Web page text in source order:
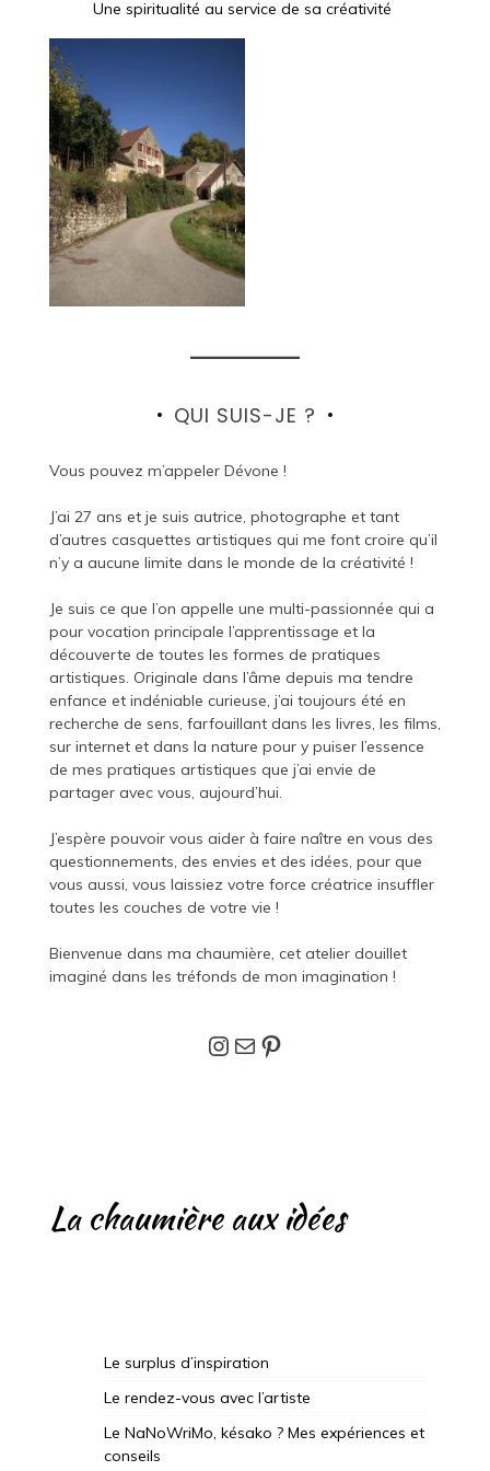
Une spiritualité au service de sa créativité
QUI SUIS-JE ?
Vous pouvez m’appeler Dévone !
J’ai 27 ans et je suis autrice, photographe et tant
d’autres casquettes artistiques qui me font croire qu’il
n’y a aucune limite dans le monde de la créativité !
Je suis ce que l’on appelle une multi-passionnée qui a
pour vocation principale l’apprentissage et la
découverte de toutes les formes de pratiques
artistiques. Originale dans l’âme depuis ma tendre
enfance et indéniable curieuse, j’ai toujours été en
recherche de sens, farfouillant dans les livres, les films,
sur internet et dans la nature pour y puiser l’essence
de mes pratiques artistiques que j’ai envie de
partager avec vous, aujourd’hui.
J’espère pouvoir vous aider à faire naître en vous des
questionnements, des envies et des idées, pour que
vous aussi, vous laissiez votre force créatrice insuffler
toutes les couches de votre vie !
Bienvenue dans ma chaumière, cet atelier douillet
imaginé dans les tréfonds de mon imagination !
Instagram
E-mailPinterest
La chaumière aux idées
Le surplus d’inspiration
Le rendez-vous avec l’artiste
Le NaNoWriMo, késako ? Mes expériences et
conseils